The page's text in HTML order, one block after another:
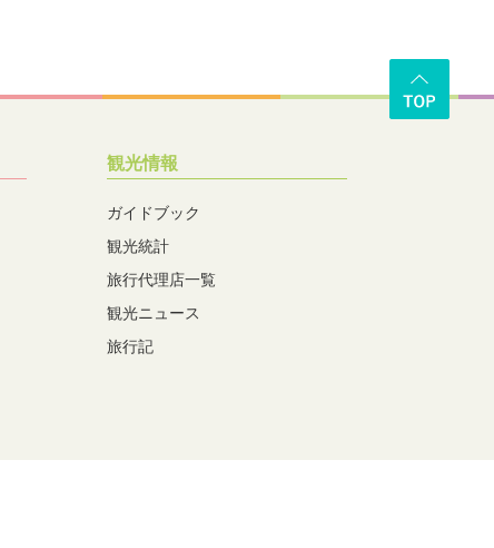
観光情報
ガイドブック
観光統計
旅行代理店一覧
観光ニュース
旅行記